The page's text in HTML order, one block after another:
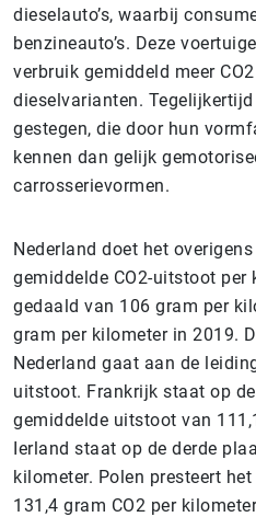
dieselauto’s, waarbij
benzineauto’s. Deze
verbruik gemiddeld meer
dieselvarianten. Tegelijkertijd
gestegen, die door hun
kennen dan gelijk
carrosserievormen.
Nederland doet het
gemiddelde CO2-uitstoot per
gedaald van 106 gram per
gram per kilometer in 2019.
Nederland gaat aan de
uitstoot. Frankrijk staat op
gemiddelde uitstoot van
Ierland staat op de derde
kilometer. Polen presteert
131,4 gram CO2 per